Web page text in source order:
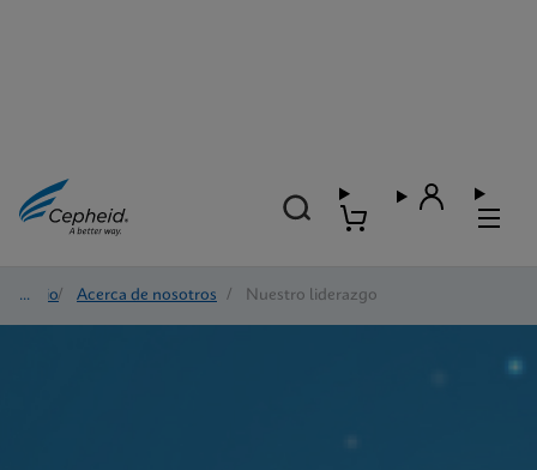
Inicio/ Acerca de nosotros / Nuestro liderazgo